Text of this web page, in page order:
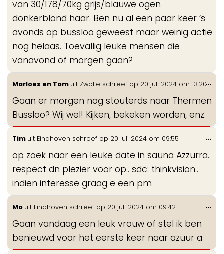
van 30/178/70kg grijs/blauwe ogen
donkerblond haar. Ben nu al een paar keer ‘s
avonds op bussloo geweest maar weinig actie
nog helaas. Toevallig leuke mensen die
vanavond of morgen gaan?
Marloes en Tom uit Zwolle schreef op 20 juli 2024 om 13:20
Gaan er morgen nog stouterds naar Thermen
Bussloo? Wij wel! Kijken, bekeken worden, enz.
...
Tim uit Eindhoven schreef op 20 juli 2024 om 09:55
op zoek naar een leuke date in sauna Azzurra..
respect dn plezier voor op.. sdc: thinkvision..
indien interesse graag e een pm
...
Mo uit Eindhoven schreef op 20 juli 2024 om 09:42
Gaan vandaag een leuk vrouw of stel ik ben
benieuwd voor het eerste keer naar azuur a
...